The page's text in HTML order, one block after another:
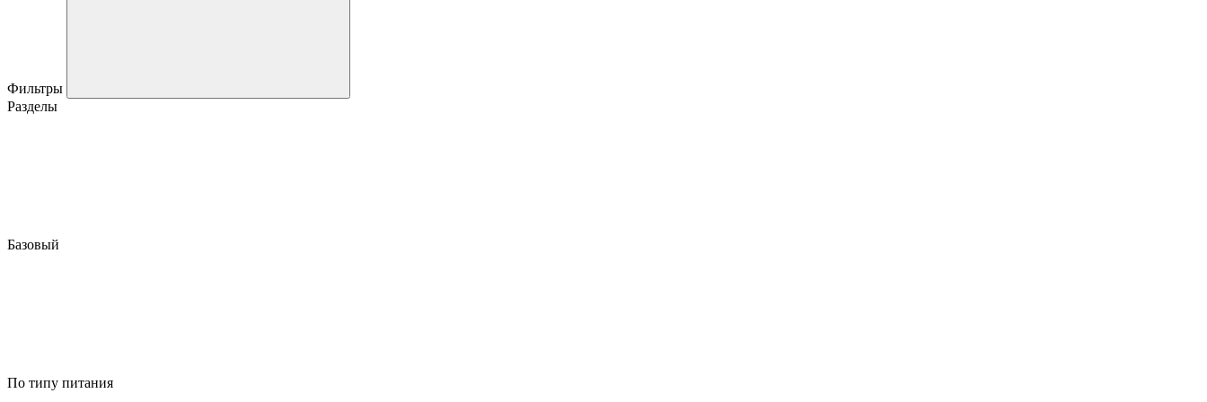
Фильтры
Разделы
Базовый
По типу питания